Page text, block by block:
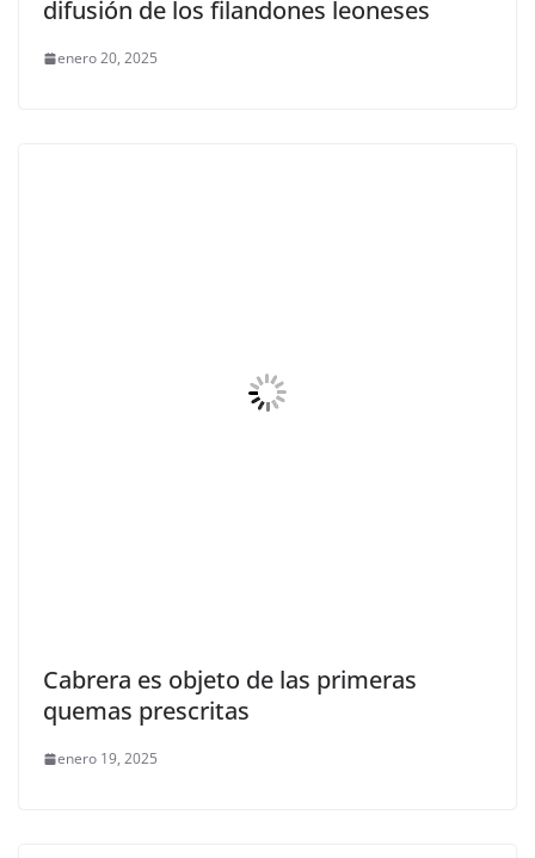
difusión de los filandones leoneses
enero 20, 2025
Cabrera es objeto de las primeras
quemas prescritas
enero 19, 2025